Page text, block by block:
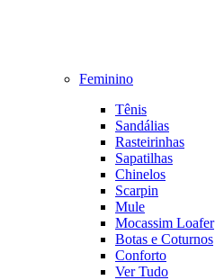
Feminino
Tênis
Sandálias
Rasteirinhas
Sapatilhas
Chinelos
Scarpin
Mule
Mocassim Loafer
Botas e Coturnos
Conforto
Ver Tudo